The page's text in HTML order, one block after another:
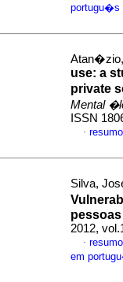
portugu�s
use: a
private
Mental
ISSN
·
Silva,
2012,
·
em